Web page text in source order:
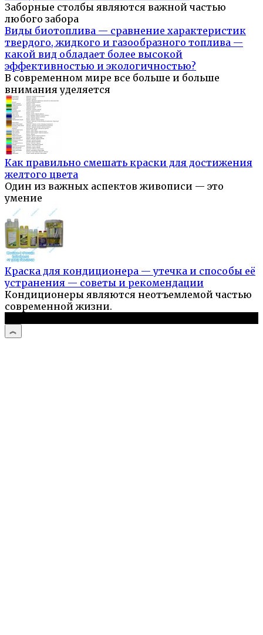
Заборные столбы являются важной частью
любого забора
Виды биотоплива — сравнение характеристик
твердого, жидкого и газообразного топлива —
какой вид обладает более высокой
эффективностью и экологичностью?
В современном мире все больше и больше
внимания уделяется
Как правильно смешать краски для достижения
желтого цвета
Один из важных аспектов живописи — это
умение
Краска для кондиционера — утечка и способы её
устранения — советы и рекомендации
Кондиционеры являются неотъемлемой частью
современной жизни.